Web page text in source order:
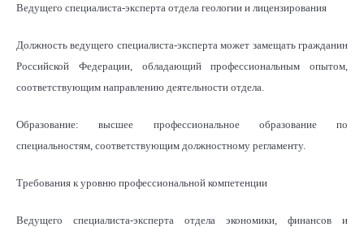
Ведущего специалиста-эксперта отдела геологии и лицензирования
Должность ведущего специалиста-эксперта может замещать гражданин
Российской Федерации, обладающий профессиональным опытом,
соответствующим направлению деятельности отдела.
Образование: высшее профессиональное образование по
специальностям, соответствующим должностному регламенту.
Требования к уровню профессиональной компетенции
Ведущего специалиста-эксперта отдела экономики, финансов и